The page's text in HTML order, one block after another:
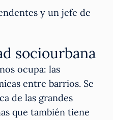
y un jefe de
sociourbana
ocupa: las
entre barrios. Se
de las grandes
que también tiene